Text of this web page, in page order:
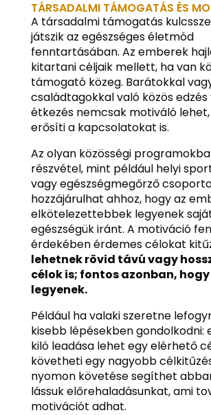
TÁRSADALMI TÁMOGATÁS ÉS
A társadalmi támogatás
játszik az egészséges életmód
fenntartásában. Az emberek
kitartani céljaik mellett, ha van
támogató közeg. Barátokkal
családtagokkal való közös edzés
étkezés nemcsak motiváló
erősíti a kapcsolatokat is.
Az olyan közösségi
részvétel, mint például helyi
vagy egészségmegőrző
hozzájárulhat ahhoz, hogy az
elkötelezettebbek legyenek
egészségük iránt. A motiváció
érdekében érdemes célokat
lehetnek rövid távú vagy
célok is; fontos azonban,
legyenek.
Például ha valaki szeretne
kisebb lépésekben gondolkodni:
kiló leadása lehet egy elérhető
követheti egy nagyobb
nyomon követése segíthet
lássuk előrehaladásunkat, ami
motivációt adhat.